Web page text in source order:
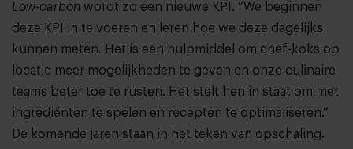
Low-carbon wordt zo een nieuwe KPI. “We beginnen
deze KPI in te voeren en leren hoe we deze dagelijks
kunnen meten. Het is een hulpmiddel om chef-koks op
locatie meer mogelijkheden te geven en onze culinaire
teams beter toe te rusten. Het stelt hen in staat om met
ingrediënten te spelen en recepten te optimaliseren.”
De komende jaren staan in het teken van opschaling.